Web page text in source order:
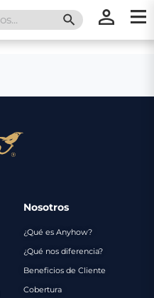
SEARCH
Nosotros
¿Qué es Anyhow?
¿Qué nos diferencia?
Beneficios de Cliente
Cobertura